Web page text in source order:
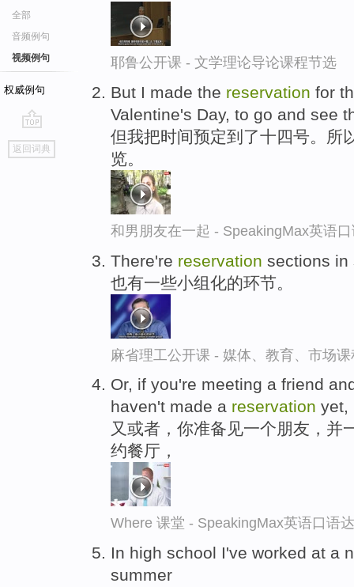
全部
音频例句
视频例句
权威例句
go
top
返回词典
耶鲁公开课 - 文学理论导论课程节选
But I made the reservation for
Valentine's Day, to go and see
但我把时间预定到了十四号。所
览。
和男朋友在一起 - SpeakingMax英语
There're reservation sections in
也有一些小组化的环节。
麻省理工公开课 - 媒体、教育、市场
Or, if you're meeting a friend
haven't made a reservation yet,
又或者，你准备见一个朋友，并
约餐厅，
Where 课堂 - SpeakingMax英语口语
In high school I've worked at a
summer